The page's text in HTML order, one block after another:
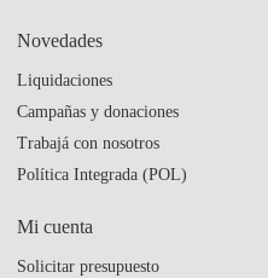
Novedades
Liquidaciones
Campañas y donaciones
Trabajá con nosotros
Política Integrada (POL)
Mi cuenta
Solicitar presupuesto